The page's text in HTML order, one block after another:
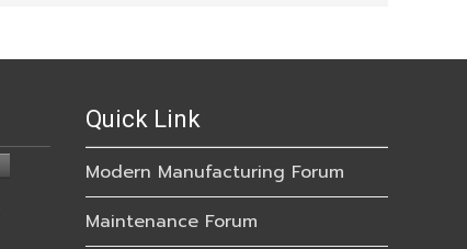
Quick Link
Modern Manufacturing Forum
Maintenance Forum